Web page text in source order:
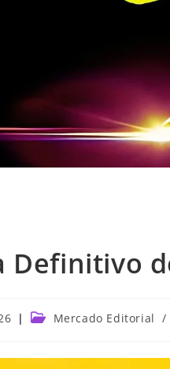
Definitivo
Mercado Editorial /